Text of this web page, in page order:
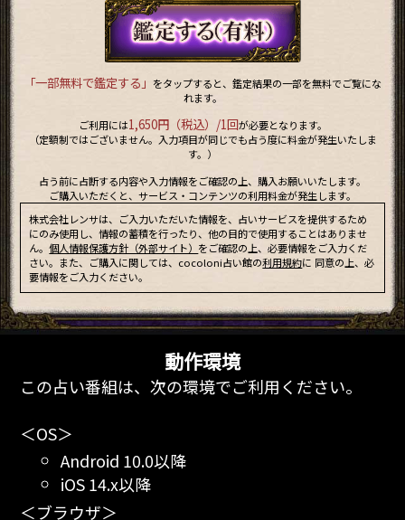
「一部無料で鑑定する」 をタップすると、鑑定結果の一部を無料でご覧にな
れます。
ご利用には1,650円（税込）/1回が必要となります。
（定額制ではございません。入力項目が同じでも占う度に料金が発生いたしま
す。）
占う前に占断する内容や入力情報をご確認の上、購入お願いいたします。
ご購入いただくと、サービス・コンテンツの利用料金が発生します。
株式会社レンサは、ご入力いただいた情報を、占いサービスを提供するため
にのみ使用し、情報の蓄積を行ったり、他の目的で使用することはありませ
ん。個人情報保護方針（外部サイト） をご確認の上、必要情報をご入力くだ
さい。また、ご購入に関しては、cocoloni占い館の利用規約に 同意の上、必
要情報をご入力ください。
動作環境
この占い番組は、次の環境でご利用ください。
＜OS＞
Android 10.0以降
iOS 14.x以降
＜ブラウザ＞